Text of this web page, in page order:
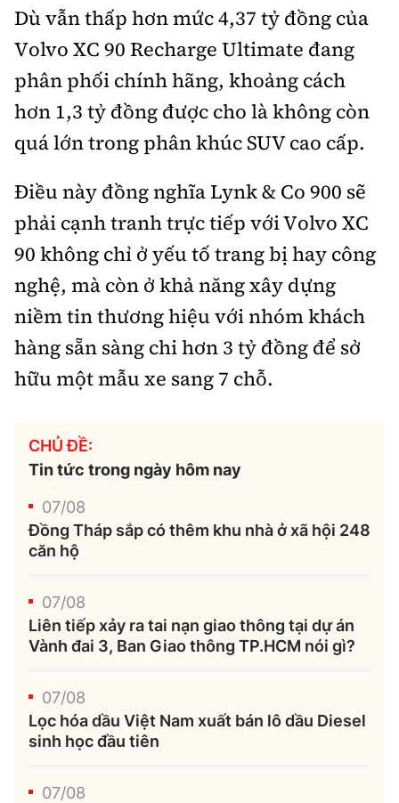
Dù vẫn thấp hơn mức 4,37 tỷ đồng của
Volvo XC 90 Recharge Ultimate đang
phân phối chính hãng, khoảng cách
hơn 1,3 tỷ đồng được cho là không còn
quá lớn trong phân khúc SUV cao cấp.
Điều này đồng nghĩa Lynk & Co 900 sẽ
phải cạnh tranh trực tiếp với Volvo XC
90 không chỉ ở yếu tố trang bị hay công
nghệ, mà còn ở khả năng xây dựng
niềm tin thương hiệu với nhóm khách
hàng sẵn sàng chi hơn 3 tỷ đồng để sở
hữu một mẫu xe sang 7 chỗ.
CHỦ ĐỀ:
Tin tức trong ngày hôm nay
07/08
Đồng Tháp sắp có thêm khu nhà ở xã hội 248
căn hộ
07/08
Liên tiếp xảy ra tai nạn giao thông tại dự án
Vành đai 3, Ban Giao thông TP.HCM nói gì?
07/08
Lọc hóa dầu Việt Nam xuất bán lô dầu Diesel
sinh học đầu tiên
07/08